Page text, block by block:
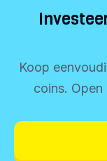
Koop
coins.